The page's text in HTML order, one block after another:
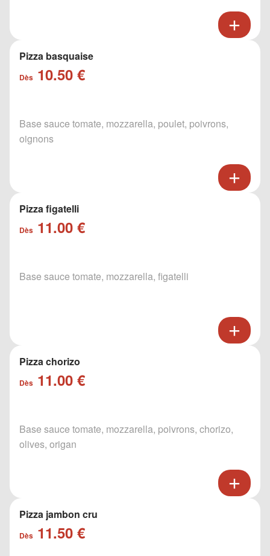
Pizza basquaise
Dès 10.50 €
Base sauce tomate, mozzarella, poulet, poivrons,
oignons
Pizza figatelli
Dès 11.00 €
Base sauce tomate, mozzarella, figatelli
Pizza chorizo
Dès 11.00 €
Base sauce tomate, mozzarella, poivrons, chorizo,
olives, origan
Pizza jambon cru
Dès 11.50 €